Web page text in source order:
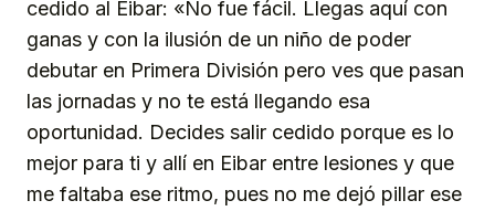
cedido al Eibar: «No fue fácil. Llegas aquí con
ganas y con la ilusión de un niño de poder
debutar en Primera División pero ves que pasan
las jornadas y no te está llegando esa
oportunidad. Decides salir cedido porque es lo
mejor para ti y allí en Eibar entre lesiones y que
me faltaba ese ritmo, pues no me dejó pillar ese